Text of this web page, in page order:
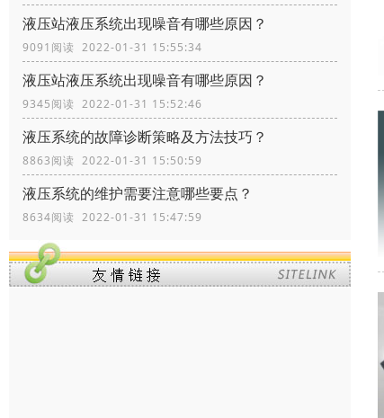
液压站液压系统出现噪音有哪些原因？
9091阅读 2022-01-31 15:55:34
液压站液压系统出现噪音有哪些原因？
9345阅读 2022-01-31 15:52:46
液压系统的故障诊断策略及方法技巧？
8863阅读 2022-01-31 15:50:59
液压系统的维护需要注意哪些要点？
8634阅读 2022-01-31 15:47:59